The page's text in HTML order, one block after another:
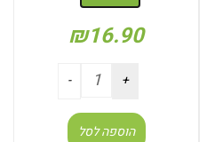
₪16.90
הוספה לסל